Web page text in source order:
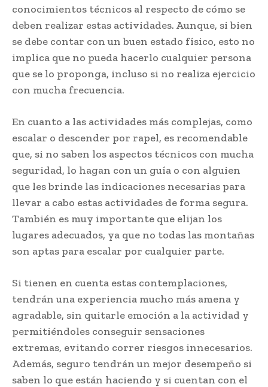
conocimientos técnicos al respecto de cómo se
deben realizar estas actividades. Aunque, si bien
se debe contar con un buen estado físico, esto no
implica que no pueda hacerlo cualquier persona
que se lo proponga, incluso si no realiza ejercicio
con mucha frecuencia.
En cuanto a las actividades más complejas, como
escalar o descender por rapel, es recomendable
que, si no saben los aspectos técnicos con mucha
seguridad, lo hagan con un guía o con alguien
que les brinde las indicaciones necesarias para
llevar a cabo estas actividades de forma segura.
También es muy importante que elijan los
lugares adecuados, ya que no todas las montañas
son aptas para escalar por cualquier parte.
Si tienen en cuenta estas contemplaciones,
tendrán una experiencia mucho más amena y
agradable, sin quitarle emoción a la actividad y
permitiéndoles conseguir sensaciones
extremas, evitando correr riesgos innecesarios.
Además, seguro tendrán un mejor desempeño si
saben lo que están haciendo y si cuentan con el